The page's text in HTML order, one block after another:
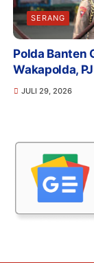
SERANG
Polda Banten
Wakapolda,
JULI 29, 2026